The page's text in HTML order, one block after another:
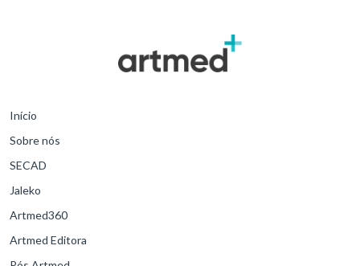
Início
Sobre nós
SECAD
Jaleko
Artmed360
Artmed Editora